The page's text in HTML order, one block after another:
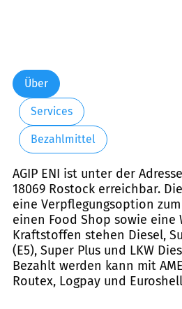
Über
Services
Bezahlmittel
AGIP ENI ist unter der
18069 Rostock erreichbar.
eine Verpflegungsoption
einen Food Shop sowie eine
Kraftstoffen stehen Diesel,
(E5), Super Plus und LKW
Bezahlt werden kann mit
Routex, Logpay und